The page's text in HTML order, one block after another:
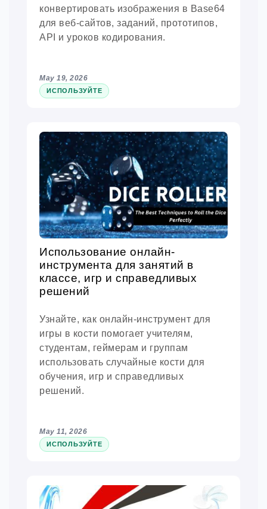
конвертировать изображения в Base64
для веб-сайтов, заданий, прототипов,
API и уроков кодирования.
May 19, 2026
ИСПОЛЬЗУЙТЕ
Использование онлайн-
инструмента для занятий в
классе, игр и справедливых
решений
Узнайте, как онлайн-инструмент для
игры в кости помогает учителям,
студентам, геймерам и группам
использовать случайные кости для
обучения, игр и справедливых
решений.
May 11, 2026
ИСПОЛЬЗУЙТЕ